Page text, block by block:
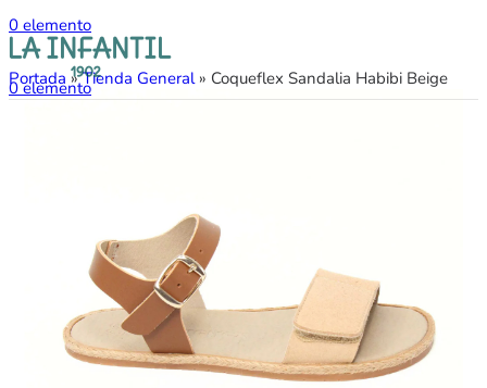
0 elemento
0elemento
Portada »Tienda General» Coqueflex Sandalia Habibi Beige